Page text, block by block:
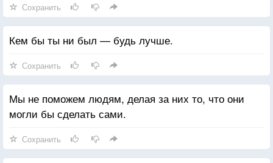
Сохранить
Кем бы ты ни был — будь лучше.
Сохранить
Мы не поможем людям, делая за них то, что они
могли бы сделать сами.
Сохранить